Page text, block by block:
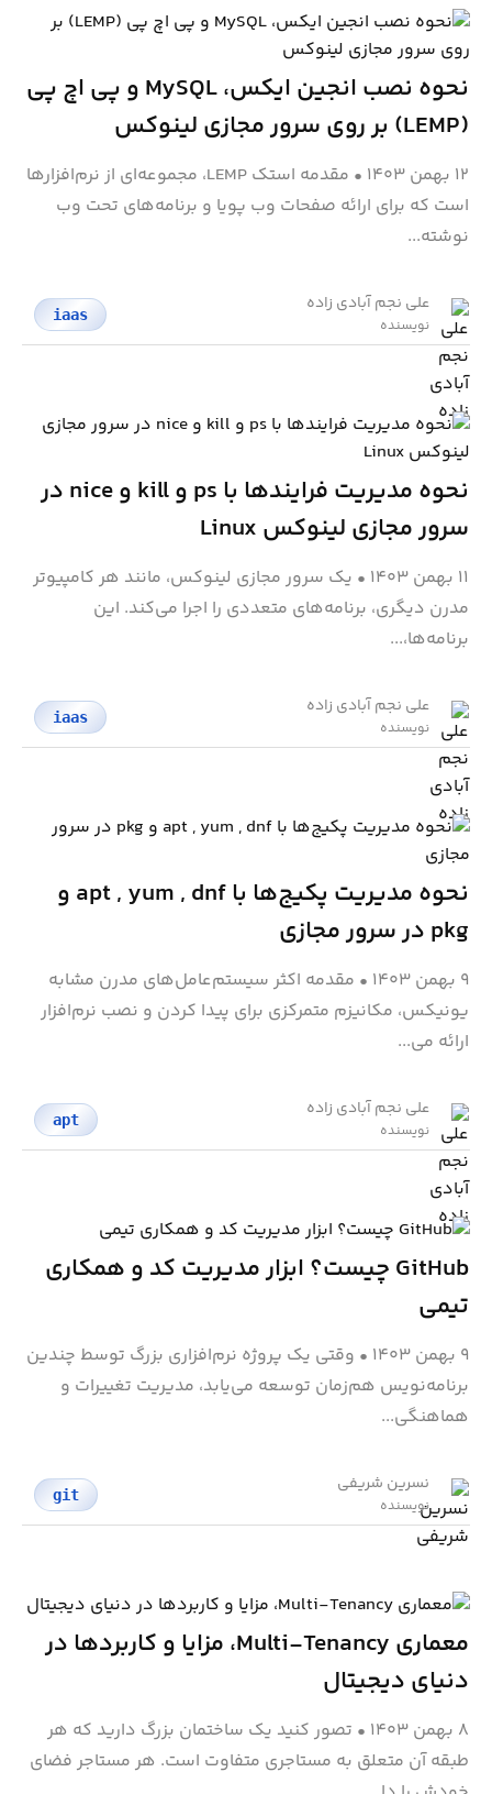
نحوه نصب انجین ایکس، MySQL و پی اچ پی
(LEMP) بر روی سرور مجازی لینوکس
۱۲ بهمن ۱۴۰۳ •
مقدمه استک LEMP، مجموعه‌ای از نرم‌افزارها
است که برای ارائه صفحات وب پویا و برنامه‌های تحت وب
نوشته‌...
علی نجم آبادی زاده
نویسنده
iaas
نحوه مدیریت فرایندها با ps و kill و nice در
سرور مجازی لینوکس Linux
۱۱ بهمن ۱۴۰۳ • یک سرور مجازی لینوکس، مانند هر کامپیوتر
مدرن دیگری، برنامه‌های متعددی را اجرا می‌کند. این
برنامه‌ها،...
علی نجم آبادی زاده
نویسنده
iaas
نحوه مدیریت پکیج‌ها با apt , yum , dnf و
pkg در سرور مجازی
۹ بهمن ۱۴۰۳ • مقدمه اکثر سیستم‌عامل‌های مدرن مشابه
یونیکس، مکانیزم متمرکزی برای پیدا کردن و نصب نرم‌افزار
ارائه می...
علی نجم آبادی زاده
نویسنده
apt
GitHub چیست؟ ابزار مدیریت کد و همکاری
تیمی
۹ بهمن ۱۴۰۳ • وقتی یک پروژه نرم‌افزاری بزرگ توسط چندین
برنامه‌نویس هم‌زمان توسعه می‌یابد، مدیریت تغییرات و
هماهنگی...
نسرین شریفی
نویسنده
git
معماری Multi-Tenancy، مزایا و کاربردها در
دنیای دیجیتال
۸ بهمن ۱۴۰۳ • تصور کنید یک ساختمان بزرگ دارید که هر
طبقه آن متعلق به مستاجری متفاوت است. هر مستاجر فضای